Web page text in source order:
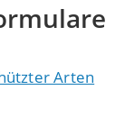
Arten